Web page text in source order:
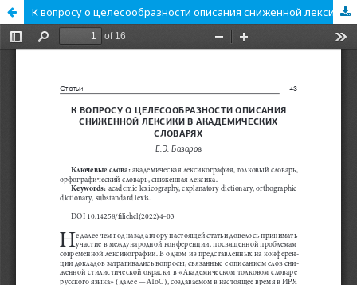
К вопросу о целесообразности описания сниженной лексики в академических словарях